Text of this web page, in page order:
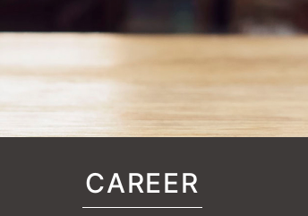
CAREER